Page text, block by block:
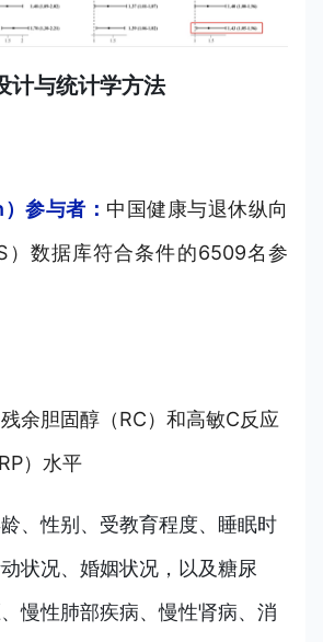
计与统计学方法
参与者： 中国健康与退休纵向
）数据库符合条件的6509名参
残余胆固醇（RC）和高敏C反应
）水平
、性别、受教育程度、睡眠时
状况、婚姻状况，以及糖尿
慢性肺部疾病、慢性肾病、消